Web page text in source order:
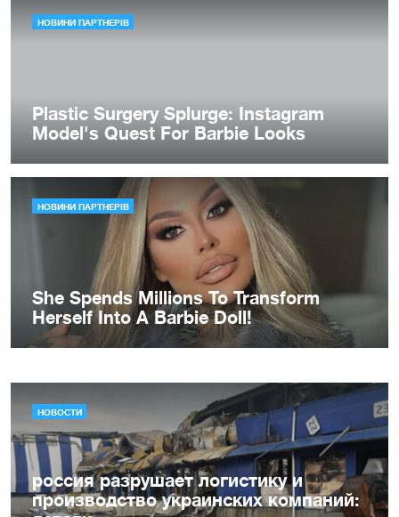
НОВОСТИ
россия разрушает логистику и
производство украинских компаний: